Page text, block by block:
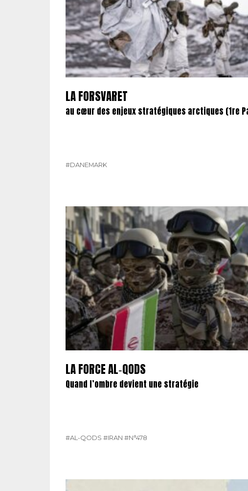
LA FORSVARET
au cœur des enjeux stratégiques arctiques (1re
#DANEMARK
LA FORCE AL‑QODS
Quand l’ombre devient une stratégie
#AL-QODS #IRAN #N°478